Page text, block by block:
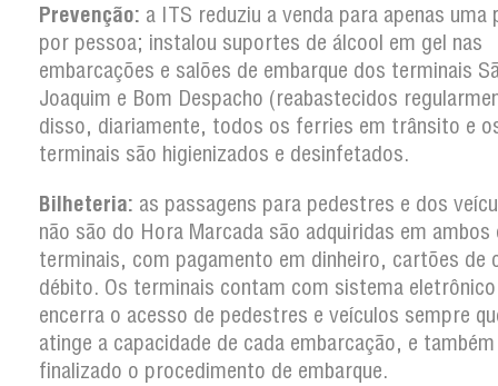
Prevenção: a ITS reduziu a venda para apenas uma
por pessoa; instalou suportes de álcool em gel nas
embarcações e salões de embarque dos terminais
Joaquim e Bom Despacho (reabastecidos
disso, diariamente, todos os ferries em trânsito e
terminais são higienizados e desinfetados.
Bilheteria: as passagens para pedestres e dos
não são do Hora Marcada são adquiridas em ambos
terminais, com pagamento em dinheiro, cartões de
débito. Os terminais contam com sistema
encerra o acesso de pedestres e veículos sempre
atinge a capacidade de cada embarcação, e
finalizado o procedimento de embarque.